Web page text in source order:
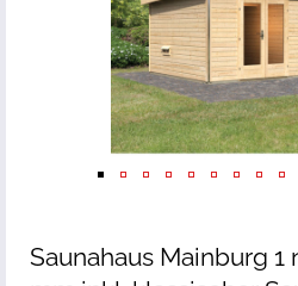
Saunahaus Mainburg 1